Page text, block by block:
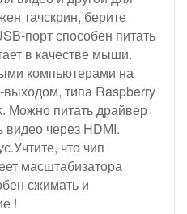
тачскрин, берите
порт способен питать
в качестве мыши.
компьютерами на
типа Raspberry
Можно питать драйвер
видео через HDMI.
что чип
масштабизатора
сжимать и
!